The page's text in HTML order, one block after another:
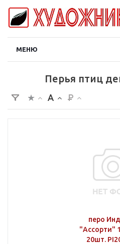
МЕНЮ
Перья птиц
перо
"Ассорти"
20шт.